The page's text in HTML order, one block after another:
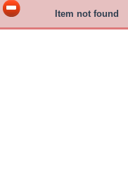
Item not found